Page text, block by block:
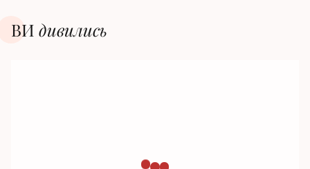
ВИ дивилиcь